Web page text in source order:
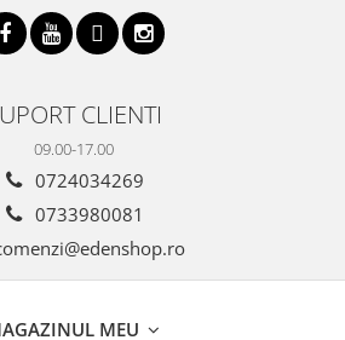
CLIENTI
09.00-17.00
0724034269
0733980081
MEU